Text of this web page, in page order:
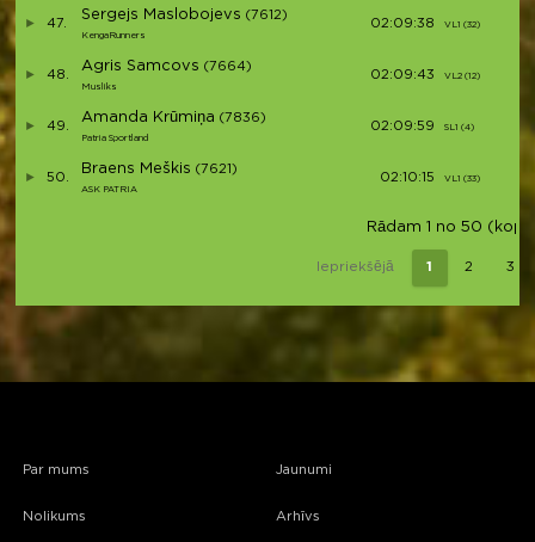
47.
Sergejs Maslobojevs (7612)
KengaRunners
02:09:38 VL1 (32)
48.
Agris Samcovs (7664)
Musliks
02:09:43 VL2 (12)
49.
Amanda Krūmiņa (7836)
Patria Sportland
02:09:59 SL1 (4)
50.
Braens Meškis (7621)
ASK PATRIA
02:10:15 VL1 (33)
Rādam 1 no 50
Iepriekšējā 1 2 3
Par mums
Nolikums
Jaunumi
Arhīvs